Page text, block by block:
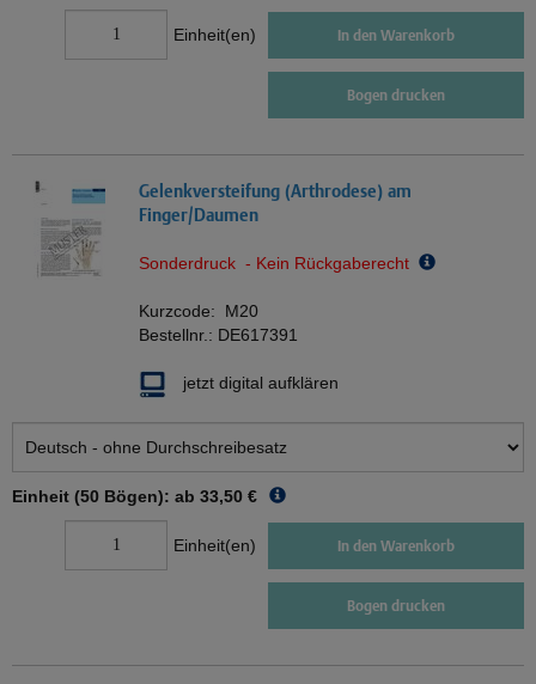
Einheit(en) In den Warenkorb
Bogen drucken
Gelenkversteifung (Arthrodese) am
Finger/Daumen
Sonderdruck - Kein Rückgaberecht
Kurzcode: M20
Bestellnr.: DE617391
jetzt digital aufklären
Einheit (50 Bögen): ab 33,50 €
Einheit(en) In den Warenkorb
Bogen drucken